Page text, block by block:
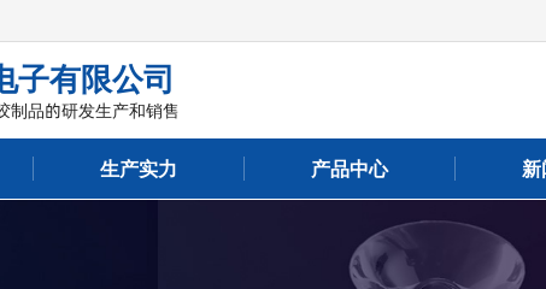
子有限公司
制品的研发生产和销售
生产实力 产品中心 新